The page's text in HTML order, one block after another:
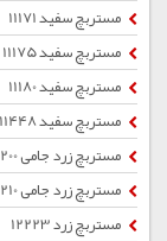
مستربچ سفید 11171
مستربچ سفید 11175
مستربچ سفید 11180
مستربچ سفید 11448
مستربچ زرد جامی 12200
مستربچ زرد جامی 12210
مستربچ زرد 12223